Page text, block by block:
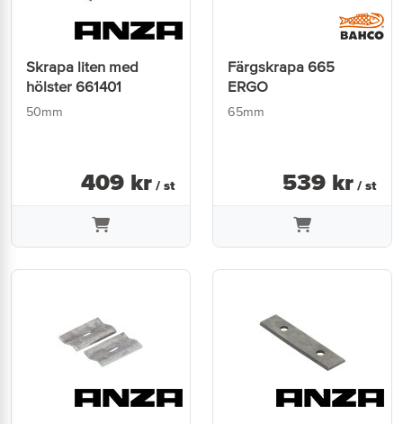
Skrapa liten med
hölster 661401
50mm
409 kr / st
Färgskrapa 665
ERGO
65mm
539 kr / st